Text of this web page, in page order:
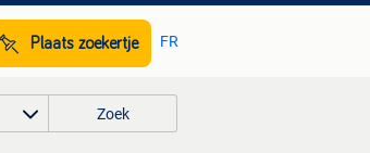
Plaats zoekertje FR
Zoek